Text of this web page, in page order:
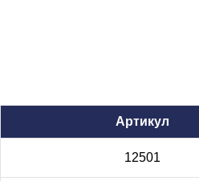
Артикул
12501